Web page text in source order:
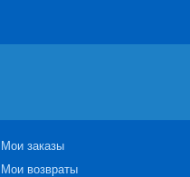
Мои заказы
Мои возвраты